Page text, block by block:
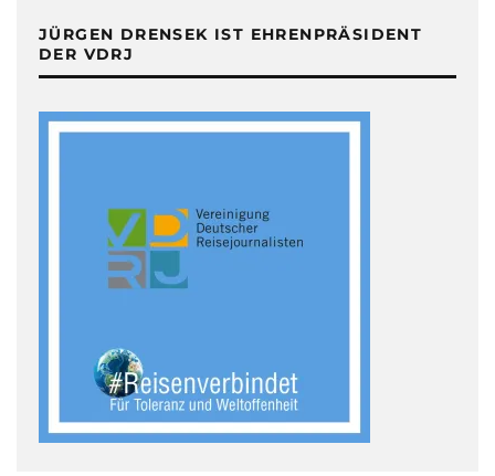
JÜRGEN DRENSEK IST EHRENPRÄSIDENT
DER VDRJ